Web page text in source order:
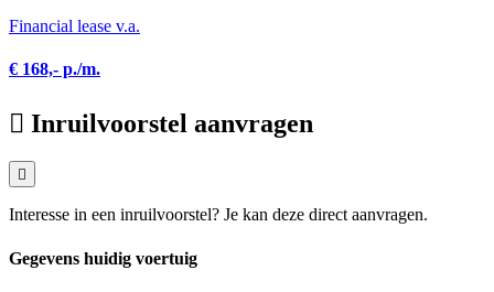
Financial lease v.a.
€ 168,- p./m.
Inruilvoorstel aanvragen
Interesse in een inruilvoorstel? Je kan deze direct aanvragen.
Gegevens huidig voertuig